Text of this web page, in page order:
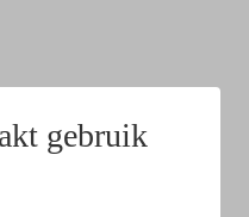
gebruik